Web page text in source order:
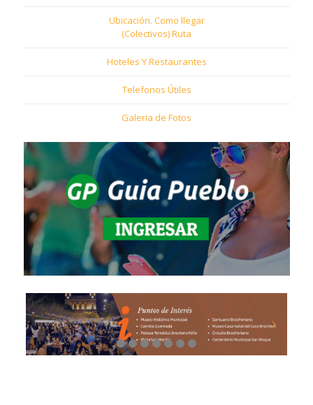
Ubicación. Como llegar
(Colectivos) Ruta
Hoteles Y Restaurantes
Telefonos Útiles
Galeria de Fotos